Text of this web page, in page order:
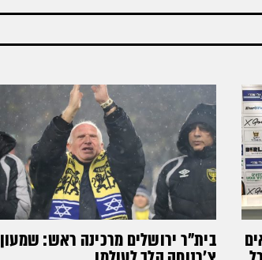
בית"ר ירושלים מרכינה ראש: שמעון